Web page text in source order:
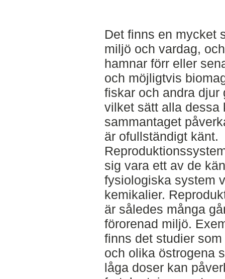
Det finns en mycket
miljö och vardag,
hamnar förr eller
och möjligtvis
fiskar och andra djur
vilket sätt alla dessa
sammantaget
är ofullständigt känt.
sig vara ett av de
fysiologiska system
kemikalier.
är således många
förorenad miljö.
finns det studier
och olika östrogena
låga doser kan